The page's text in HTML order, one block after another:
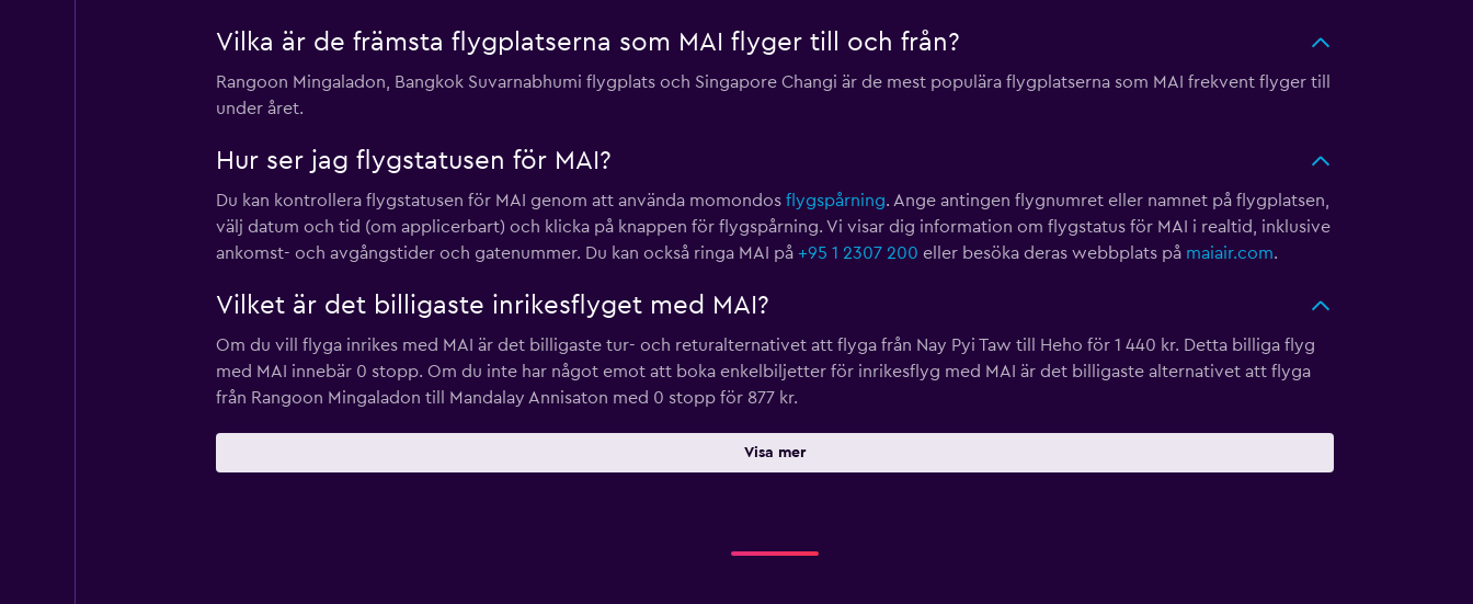
Vilka är de främsta flygplatserna som MAI flyger till och från?
Rangoon Mingaladon, Bangkok Suvarnabhumi flygplats och Singapore Changi är de mest populära flygplatserna som MAI frekvent flyger till
under året.
Hur ser jag flygstatusen för MAI?
Du kan kontrollera flygstatusen för MAI genom att använda momondos flygspårning. Ange antingen flygnumret eller namnet på flygplatsen,
välj datum och tid (om applicerbart) och klicka på knappen för flygspårning. Vi visar dig information om flygstatus för MAI i realtid, inklusive
ankomst- och avgångstider och gatenummer. Du kan också ringa MAI på +95 1 2307 200 eller besöka deras webbplats på maiair.com.
Vilket är det billigaste inrikesflyget med MAI?
Om du vill flyga inrikes med MAI är det billigaste tur- och returalternativet att flyga från Nay Pyi Taw till Heho för 1 440 kr. Detta billiga flyg
med MAI innebär 0 stopp. Om du inte har något emot att boka enkelbiljetter för inrikesflyg med MAI är det billigaste alternativet att flyga
från Rangoon Mingaladon till Mandalay Annisaton med 0 stopp för 877 kr.
Visa mer